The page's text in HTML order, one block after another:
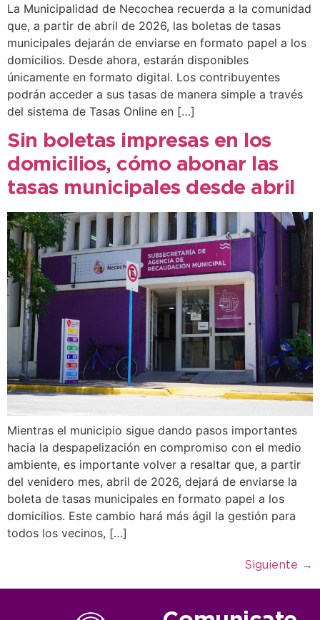
La Municipalidad de Necochea recuerda a la comunidad
que, a partir de abril de 2026, las boletas de tasas
municipales dejarán de enviarse en formato papel a los
domicilios. Desde ahora, estarán disponibles
únicamente en formato digital. Los contribuyentes
podrán acceder a sus tasas de manera simple a través
del sistema de Tasas Online en […]
Sin boletas impresas en los
domicilios, cómo abonar las
tasas municipales desde abril
Mientras el municipio sigue dando pasos importantes
hacia la despapelización en compromiso con el medio
ambiente, es importante volver a resaltar que, a partir
del venidero mes, abril de 2026, dejará de enviarse la
boleta de tasas municipales en formato papel a los
domicilios. Este cambio hará más ágil la gestión para
todos los vecinos, […]
Siguiente →